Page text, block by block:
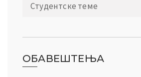
Студентске теме
ОБАВЕШТЕЊА